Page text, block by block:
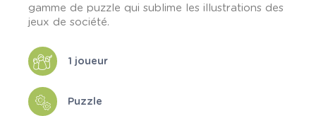
gamme de puzzle qui sublime les illustrations des
jeux de société.
1 joueur
Puzzle